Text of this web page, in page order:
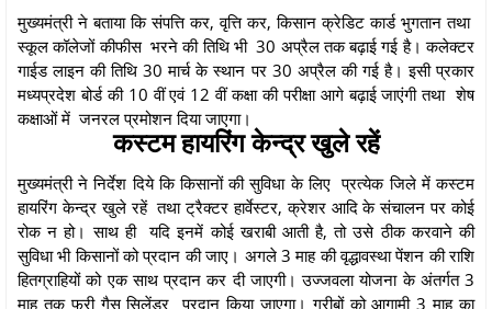
मुख्यमंत्री ने बताया कि संपत्ति कर, वृत्ति कर, किसान क्रेडिट कार्ड भुगतान तथा
स्कूल कॉलेजों कीफीस भरने की तिथि भी 30 अप्रैल तक बढ़ाई गई है। कलेक्टर
गाईड लाइन की तिथि 30 मार्च के स्थान पर 30 अप्रैल की गई है। इसी प्रकार
मध्यप्रदेश बोर्ड की 10 वीं एवं 12 वीं कक्षा की परीक्षा आगे बढ़ाई जाएंगी तथा शेष
कक्षाओं में जनरल प्रमोशन दिया जाएगा।
कस्टम हायरिंग केन्द्र खुले रहें
मुख्यमंत्री ने निर्देश दिये कि किसानों की सुविधा के लिए प्रत्येक जिले में कस्टम
हायरिंग केन्द्र खुले रहें तथा ट्रैक्टर हार्वेस्टर, क्रेशर आदि के संचालन पर कोई
रोक न हो। साथ ही यदि इनमें कोई खराबी आती है, तो उसे ठीक करवाने की
सुविधा भी किसानों को प्रदान की जाए। अगले 3 माह की वृद्धावस्था पेंशन की राशि
हितग्राहियों को एक साथ प्रदान कर दी जाएगी। उज्जवला योजना के अंतर्गत 3
माह तक फ्री गैस सिलेंडर प्रदान किया जाएगा। गरीबों को आगामी 3 माह का